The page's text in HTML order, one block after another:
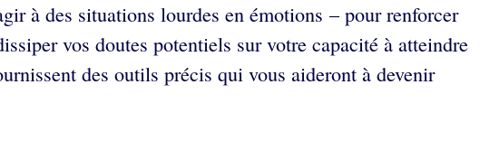
à des situations lourdes en émotions – pour renforcer
vos doutes potentiels sur votre capacité à atteindre
des outils précis qui vous aideront à devenir